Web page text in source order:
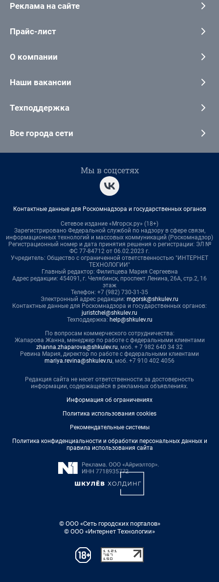
Реклама на сайте
Прайс-лист
О компании
Наши вакансии
Техподдержка
Все города сети
Мы в соцсетях
Контактные данные для Роскомнадзора и государственных органов
Сетевое издание «Мгорск.ру» (18+)
Зарегистрировано Федеральной службой по надзору в сфере связи,
информационных технологий и массовых коммуникаций (Роскомнадзор)
Регистрационный номер и дата принятия решения о регистрации: ЭЛ №
ФС 77-84712 от 06.02.2023 г.
Учредитель: Общество с ограниченной ответственностью "ИНТЕРНЕТ
ТЕХНОЛОГИИ"
Главный редактор: Филипцева Мария Сергеевна
Адрес редакции: 454091, г. Челябинск, проспект Ленина, 26А, стр.2, 16
этаж
Телефон: +7 (982) 730-31-35
Электронный адрес редакции: mgorsk@shkulev.ru
Контактные данные для Роскомнадзора и государственных органов:
juristchel@shkulev.ru
Техподдержка: help@shkulev.ru
По вопросам коммерческого сотрудничества:
Жапарова Жанна, менеджер по работе с федеральными клиентами
zhanna.zhaparova@shkulev.ru, моб. + 7 982 640 34 32
Ревина Мария, директор по работе с федеральными клиентами
mariya.revina@shkulev.ru, моб. +7 910 402 4056
Редакция сайта не несет ответственности за достоверность
информации, содержащейся в рекламных объявлениях.
Информация об ограничениях
Политика использования cookies
Рекомендательные системы
Политика конфиденциальности и обработки персональных данных и
правила использования сайта
© ООО «Сеть городских порталов»
© ООО «Интернет Технологии»